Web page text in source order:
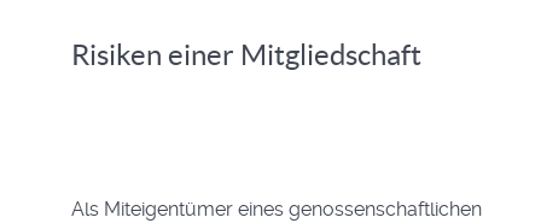
Risiken einer Mitgliedschaft
Als Miteigentümer eines genossenschaftlichen